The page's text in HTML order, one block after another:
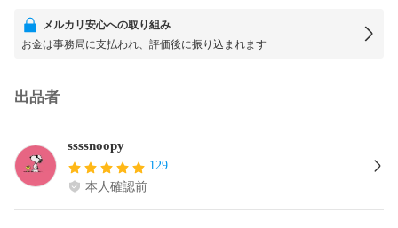
メルカリ安心への取り組み
お金は事務局に支払われ、評価後に振り込まれます
出品者
ssssnoopy
129
本人確認前